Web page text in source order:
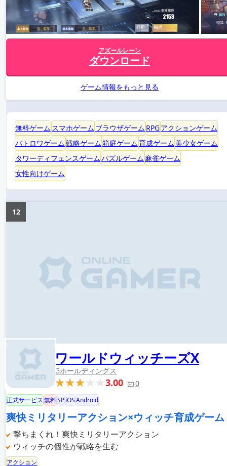
アズールレーン
ダウンロード
ゲーム情報をもっと見る
無料ゲーム スマホゲーム ブラウザゲーム RPGアクションゲーム
バトロワゲーム戦略ゲーム箱庭ゲーム育成ゲーム 美少女ゲーム
タワーディフェンスゲームパズルゲーム 麻雀ゲーム
女性向けゲーム
ワールドウィッチーズX
Gホールディングス
3.00 0
12
正式サービス無料SPiOSAndroid
爽快ミリタリーアクション×ウィッチ育成ゲーム
撃ちまくれ！爽快ミリタリーアクション
ウィッチの個性が戦略を生む
アクション